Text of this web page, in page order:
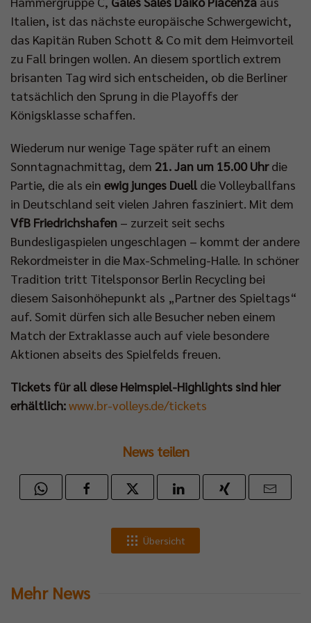
Italien, ist das nächste europäische Schwergewicht,
das Kapitän Ruben Schott & Co mit dem Heimvorteil
zu Fall bringen wollen. An diesem sportlich extrem
brisanten Tag wird sich entscheiden, ob die Berliner
tatsächlich den Sprung in die Playoffs der
Königsklasse schaffen.
Wiederum nur wenige Tage später ruft an einem
Sonntagnachmittag, dem 21. Jan um 15.00 Uhrdie
Partie, die als ein ewig junges Duell die Volleyballfans
in Deutschland seit vielen Jahren fasziniert. Mit dem
VfB Friedrichshafen – zurzeit seit sechs
Bundesligaspielen ungeschlagen – kommt der andere
Rekordmeister in die Max-Schmeling-Halle. In schöner
Tradition tritt Titelsponsor Berlin Recycling bei
diesem Saisonhöhepunkt als „Partner des Spieltags“
auf. Somit dürfen sich alle Besucher neben einem
Match der Extraklasse auch auf viele besondere
Aktionen abseits des Spielfelds freuen.
Tickets für all diese Heimspiel-Highlights sind hier
erhältlich:www.br-volleys.de/tickets
News teilen
Übersicht
Mehr News